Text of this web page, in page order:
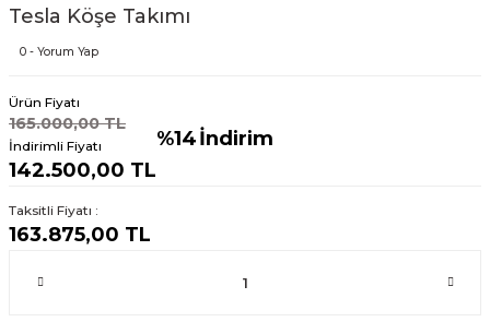
Tesla Köşe Takımı
0 - Yorum Yap
Ürün Fiyatı
165.000,00 TL
İndirimli Fiyatı
142.500,00 TL
%14İndirim
Taksitli Fiyatı :
163.875,00 TL